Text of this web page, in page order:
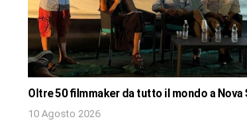
Oltre 50 filmmaker da tutto il mondo a Nova
10 Agosto 2026